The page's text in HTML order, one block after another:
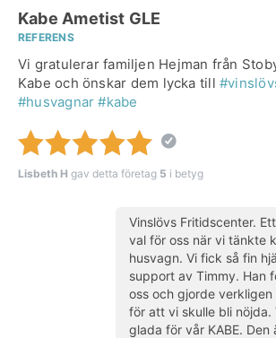
Kabe Ametist GLE
REFERENS
Vi gratulerar familjen Hejman från
Kabe och önskar dem lycka till
#husvagnar #kabe
Lisbeth H gav detta företag 5 i betyg
Vinslövs Fritidscenter.
val för oss när vi tänkte
husvagn. Vi fick så fin
support av Timmy. Han
oss och gjorde
för att vi skulle bli nöjda.
glada för vår KABE. Den